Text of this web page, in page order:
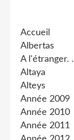
Accueil
Albertas
A l'étranger.
Altaya
Alteys
Année 2009
Année 2010
Année 2011